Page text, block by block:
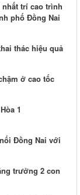
nhất trí cao trình
phố Đồng Nai
thác hiệu quả
ở cao tốc
1
Đồng Nai với
trưởng 2 con